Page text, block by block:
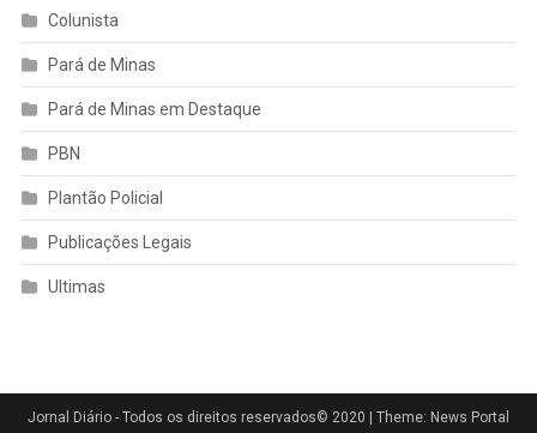
Colunista
Pará de Minas
Pará de Minas em Destaque
PBN
Plantão Policial
Publicações Legais
Ultimas
Jornal Diário - Todos os direitos reservados© 2020 Theme: News Portal